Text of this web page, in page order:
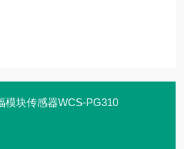
模块传感器WCS-PG310